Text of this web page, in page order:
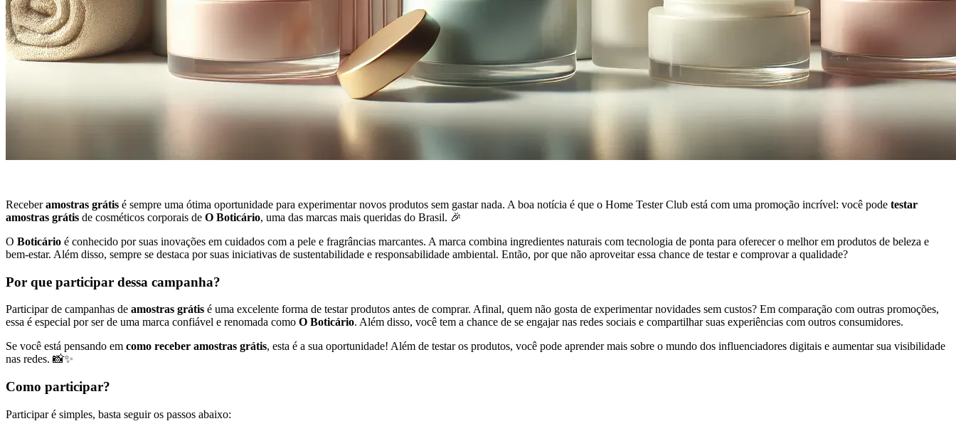
Receberamostras grátis é sempre uma ótima oportunidade para experimentar novos produtos sem gastar nada. A boa notícia é que o Home Tester Club está com uma promoção incrível: você pode testar
amostras grátis de cosméticos corporais de O Boticário, uma das marcas mais queridas do Brasil. 🎉
O Boticário é conhecido por suas inovações em cuidados com a pele e fragrâncias marcantes. A marca combina ingredientes naturais com tecnologia de ponta para oferecer o melhor em produtos de beleza e
bem-estar. Além disso, sempre se destaca por suas iniciativas de sustentabilidade e responsabilidade ambiental. Então, por que não aproveitar essa chance de testar e comprovar a qualidade?
Por que participar dessa campanha?
Participar de campanhas de amostras grátis é uma excelente forma de testar produtos antes de comprar. Afinal, quem não gosta de experimentar novidades sem custos? Em comparação com outras promoções,
essa é especial por ser de uma marca confiável e renomada como O Boticário. Além disso, você tem a chance de se engajar nas redes sociais e compartilhar suas experiências com outros consumidores.
Se você está pensando em como receber amostras grátis, esta é a sua oportunidade! Além de testar os produtos, você pode aprender mais sobre o mundo dos influenciadores digitais e aumentar sua visibilidade
nas redes. 📸✨
Como participar?
Participar é simples, basta seguir os passos abaixo: